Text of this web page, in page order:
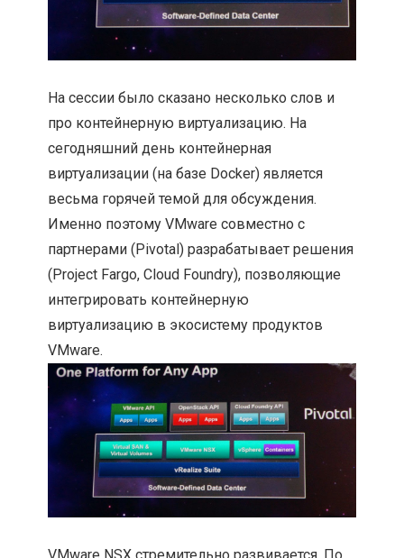
На сессии было сказано несколько слов и
про контейнерную виртуализацию. На
сегодняшний день контейнерная
виртуализации (на базе Docker) является
весьма горячей темой для обсуждения.
Именно поэтому VMware совместно с
партнерами (Pivotal) разрабатывает решения
(Project Fargo, Cloud Foundry), позволяющие
интегрировать контейнерную
виртуализацию в экосистему продуктов
VMware.